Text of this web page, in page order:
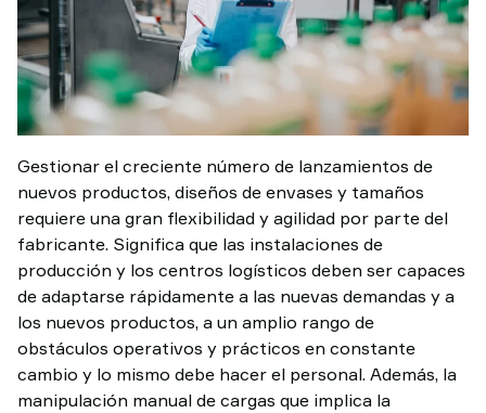
Gestionar el creciente número de lanzamientos de
nuevos productos, diseños de envases y tamaños
requiere una gran flexibilidad y agilidad por parte del
fabricante. Significa que las instalaciones de
producción y los centros logísticos deben ser capaces
de adaptarse rápidamente a las nuevas demandas y a
los nuevos productos, a un amplio rango de
obstáculos operativos y prácticos en constante
cambio y lo mismo debe hacer el personal. Además, la
manipulación manual de cargas que implica la